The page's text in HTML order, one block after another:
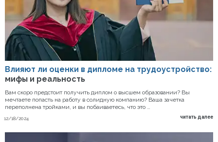
Влияют ли оценки в дипломе на трудоустройство:
мифы и реальность
12/18/2024
Вам скоро предстоит получить диплом о высшем образовании? Вы
мечтаете попасть на работу в солидную компанию? Ваша зачетка
переполнена тройками, и вы побаиваетесь, что это …
читать далее